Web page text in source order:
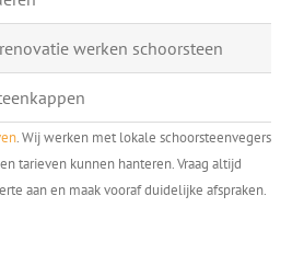
werken schoorsteen
. Wij werken met lokale schoorsteenvegers
tarieven kunnen hanteren. Vraag altijd
aan en maak vooraf duidelijke afspraken.